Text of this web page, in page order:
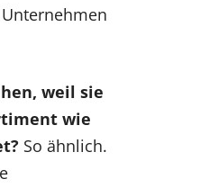
weil sie
wie
So ähnlich.